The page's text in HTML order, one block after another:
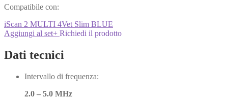
Compatibile con:
iScan 2 MULTI 4Vet Slim BLUE
Aggiungi al set+ Richiedi il prodotto
Dati tecnici
Intervallo di frequenza:
2.0 – 5.0 MHz